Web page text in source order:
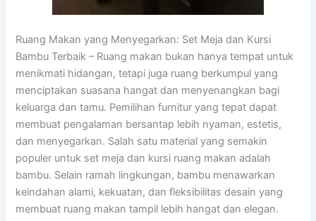
Ruang Makan yang Menyegarkan: Set Meja dan Kursi
Bambu Terbaik – Ruang makan bukan hanya tempat untuk
menikmati hidangan, tetapi juga ruang berkumpul yang
menciptakan suasana hangat dan menyenangkan bagi
keluarga dan tamu. Pemilihan furnitur yang tepat dapat
membuat pengalaman bersantap lebih nyaman, estetis,
dan menyegarkan. Salah satu material yang semakin
populer untuk set meja dan kursi ruang makan adalah
bambu. Selain ramah lingkungan, bambu menawarkan
keindahan alami, kekuatan, dan fleksibilitas desain yang
membuat ruang makan tampil lebih hangat dan elegan.